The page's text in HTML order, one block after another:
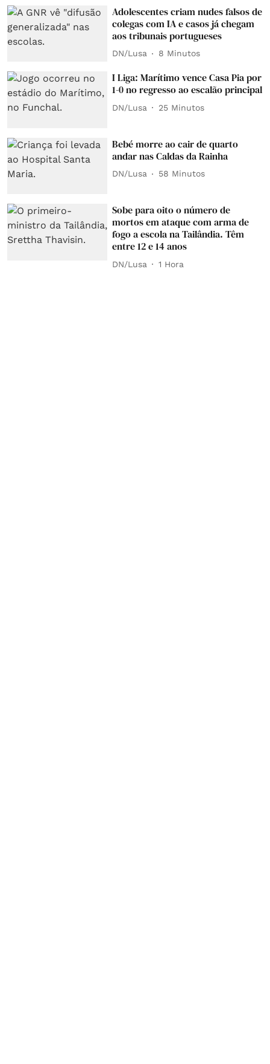
Adolescentes criam nudes falsos de
colegas com IA e casos já chegam
aos tribunais portugueses
DN/Lusa 8 Minutos
I Liga: Marítimo vence Casa Pia por
1-0 no regresso ao escalão principal
DN/Lusa 25 Minutos
Bebé morre ao cair de quarto
andar nas Caldas da Rainha
DN/Lusa 58 Minutos
Sobe para oito o número de
mortos em ataque com arma de
fogo a escola na Tailândia. Têm
entre 12 e 14 anos
DN/Lusa 1 Hora